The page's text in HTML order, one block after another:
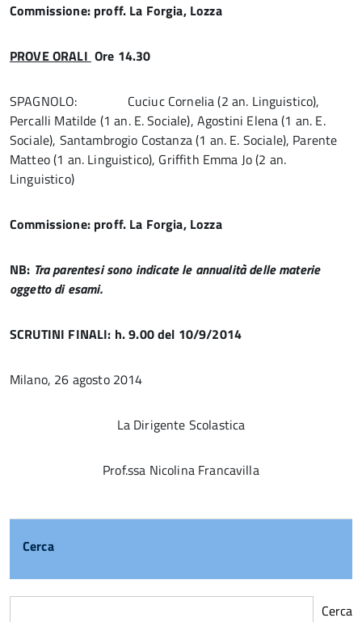
Commissione: proff. La Forgia, Lozza
PROVE ORALI Ore 14.30
SPAGNOLO: Cuciuc Cornelia (2 an. Linguistico),
Percalli Matilde (1 an. E. Sociale), Agostini Elena (1 an. E.
Sociale), Santambrogio Costanza (1 an. E. Sociale), Parente
Matteo (1 an. Linguistico), Griffith Emma Jo (2 an.
Linguistico)
Commissione: proff. La Forgia, Lozza
NB: Tra parentesi sono indicate le annualità delle materie
oggetto di esami.
SCRUTINI FINALI: h. 9.00 del 10/9/2014
Milano, 26 agosto 2014
La Dirigente Scolastica
Prof.ssa Nicolina Francavilla
Cerca
Cerca